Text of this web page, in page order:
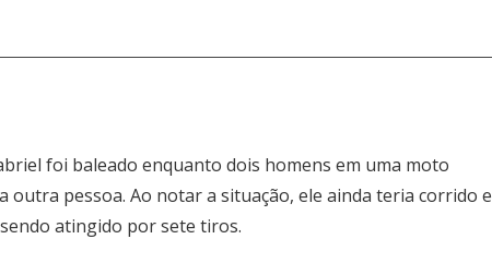
foi baleado enquanto dois homens em uma moto
outra pessoa. Ao notar a situação, ele ainda teria corrido e
atingido por sete tiros.